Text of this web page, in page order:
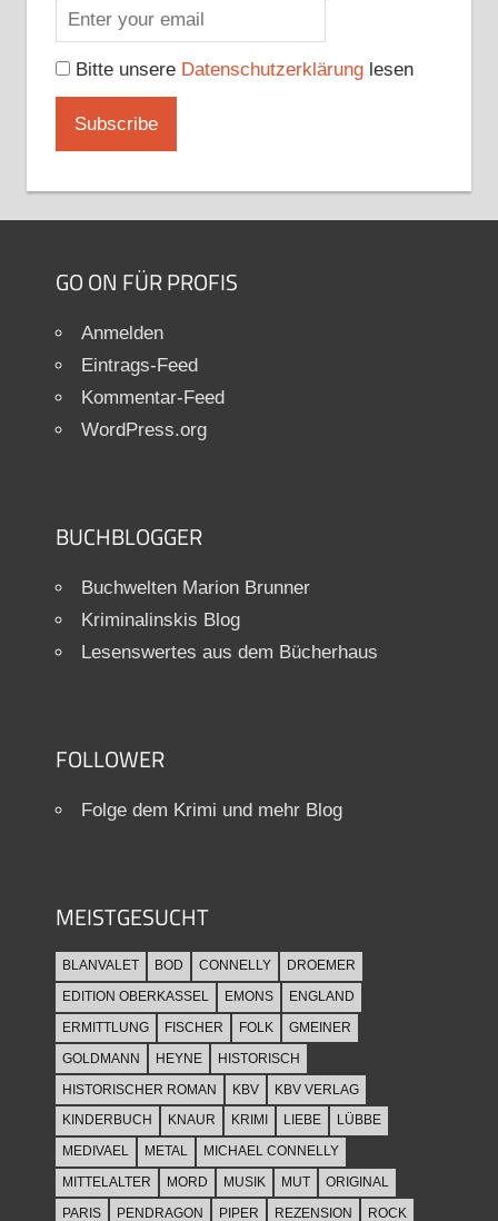
Bitte unsere Datenschutzerklärunglesen
GO ON FÜR PROFIS
Anmelden
Eintrags-Feed
Kommentar-Feed
WordPress.org
BUCHBLOGGER
Buchwelten Marion Brunner
Kriminalinskis Blog
Lesenswertes aus dem Bücherhaus
FOLLOWER
Folge dem Krimi und mehr Blog
MEISTGESUCHT
BLANVALET BOD CONNELLY
DROEMER
EDITION OBERKASSEL
EMONS
ENGLAND
ERMITTLUNG
FISCHER FOLK
GMEINER
GOLDMANN
HEYNE
HISTORISCH
HISTORISCHER ROMAN
KBV
KBV VERLAG
KINDERBUCH
KNAUR KRIMI LIEBE
LÜBBE
MEDIVAEL
METAL
MICHAEL CONNELLY
MITTELALTER
MORD MUSIK MUT
ORIGINAL
PARIS
PENDRAGON PIPER REZENSION ROCK